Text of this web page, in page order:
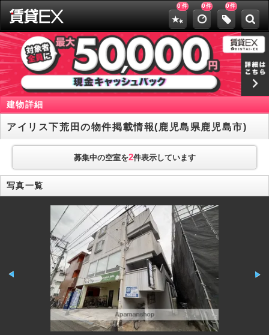
0 件 0件 0件
建物詳細
アイリス下荒田の物件掲載情報(鹿児島県鹿児島市)
募集中の空室を2件表示しています
写真一覧